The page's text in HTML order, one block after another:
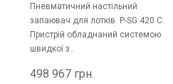
Пневматичний настільний
запаювач для лотків P-SG 420 C.
Пристрій обладнаний системою
швидкої з..
498 967 грн.